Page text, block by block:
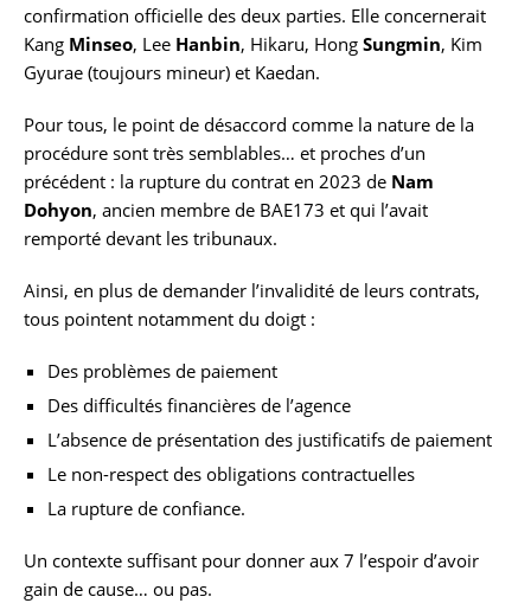
confirmation officielle des deux parties. Elle concernerait
Kang Minseo, Lee Hanbin, Hikaru, Hong Sungmin, Kim
Gyurae (toujours mineur) et Kaedan.
Pour tous, le point de désaccord comme la nature de la
procédure sont très semblables… et proches d’un
précédent : la rupture du contrat en 2023 de Nam
Dohyon, ancien membre de BAE173 et qui l’avait
remporté devant les tribunaux.
Ainsi, en plus de demander l’invalidité de leurs contrats,
tous pointent notamment du doigt :
Des problèmes de paiement
Des difficultés financières de l’agence
L’absence de présentation des justificatifs de paiement
Le non-respect des obligations contractuelles
La rupture de confiance.
Un contexte suffisant pour donner aux 7 l’espoir d’avoir
gain de cause… ou pas.